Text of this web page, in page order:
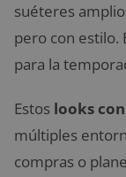
suéteres
pero con estilo.
para la
Estos looks
múltiples
compras o